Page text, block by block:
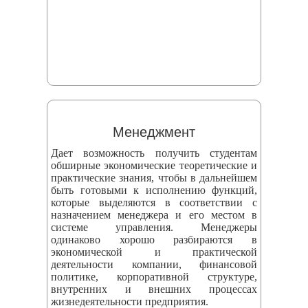
Менеджмент
Дает возможность получить студентам
обширные экономические теоретические и
практические знания, чтобы в дальнейшем
быть готовыми к исполнению функций,
которые выделяются в соответствии с
назначением менеджера и его местом в
системе управления. Менеджеры
одинаково хорошо разбираются в
экономической и практической
деятельности компании, финансовой
политике, корпоративной структуре,
внутренних и внешних процессах
жизнедеятельности предприятия.